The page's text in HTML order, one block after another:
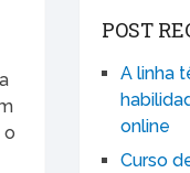
o
POST
A linha
online
Curso